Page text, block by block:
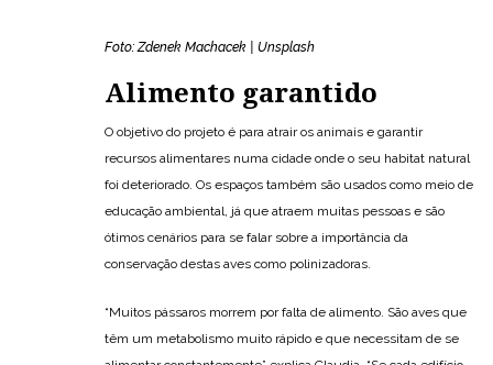
Foto: Zdenek Machacek | Unsplash
Alimento garantido
O objetivo do projeto é para atrair os animais e garantir
recursos alimentares numa cidade onde o seu habitat natural
foi deteriorado. Os espaços também são usados como meio de
educação ambiental, já que atraem muitas pessoas e são
ótimos cenários para se falar sobre a importância da
conservação destas aves como polinizadoras.
“Muitos pássaros morrem por falta de alimento. São aves que
têm um metabolismo muito rápido e que necessitam de se